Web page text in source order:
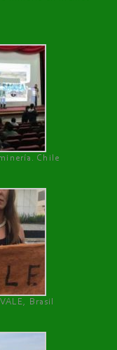
Chile
Brasil